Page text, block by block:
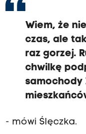
Wiem, że
czas, ale
raz gorzej.
chwilkę
samochody
- mówi Ślęczka.